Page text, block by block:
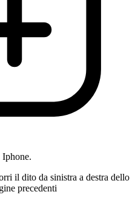
il dito da sinistra a destra dello
precedenti